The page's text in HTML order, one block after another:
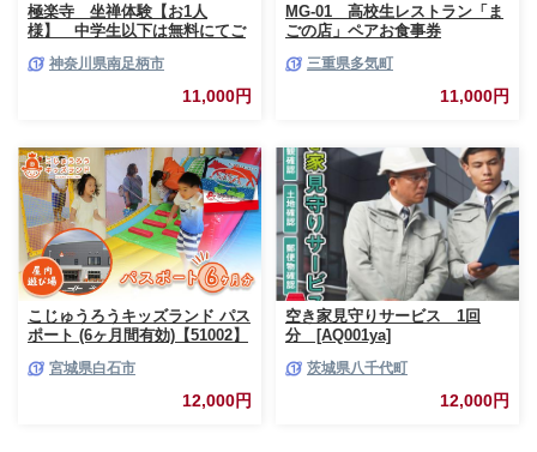
極楽寺 坐禅体験【お1人
様】 中学生以下は無料にてご
奈川県 南足柄市 】
神奈川県南足柄市
11,000円
MG-01 高校生レストラン「ま
ごの店」ペアお食事券
三重県多気町
11,000円
こじゅうろうキッズランド パス
ポート (6ヶ月間有効)【51002】
宮城県白石市
12,000円
空き家見守りサービス 1回
分 [AQ001ya]
茨城県八千代町
12,000円